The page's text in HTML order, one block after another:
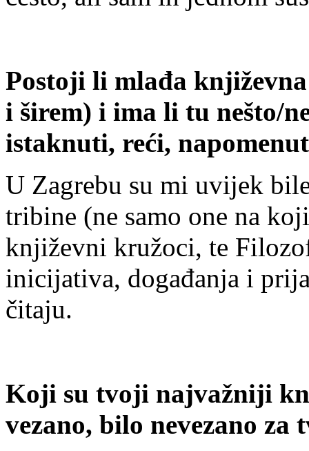
Postoji li mlađa
i širem) i ima li tu nešto/
istaknuti, reći,
U Zagrebu su mi uvijek
tribine (ne samo one na
književni kružoci, te
inicijativa, događanja i
čitaju.
Koji su tvoji najvažniji
vezano, bilo nevezano za